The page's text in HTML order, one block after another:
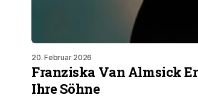
20. Februar 2026
Franziska Van Almsick
Ihre Söhne